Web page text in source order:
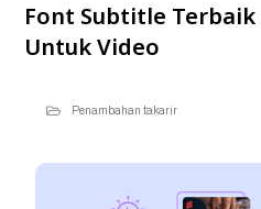
Font Subtitle
Untuk Video
Penambahan takarir